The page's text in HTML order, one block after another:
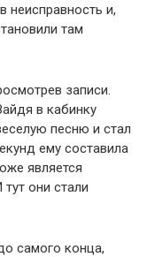
неисправность и,
там
записи.
в кабинку
песню и стал
ему составила
является
они стали
самого конца,